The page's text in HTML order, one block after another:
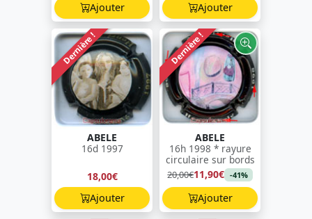
Ajouter Ajouter
Dernière !
ABELE
16d 1997
18,00€
Ajouter
Dernière !
ABELE
16h 1998 * rayure
circulaire sur bords
20,00€11,90€ -41%
Ajouter